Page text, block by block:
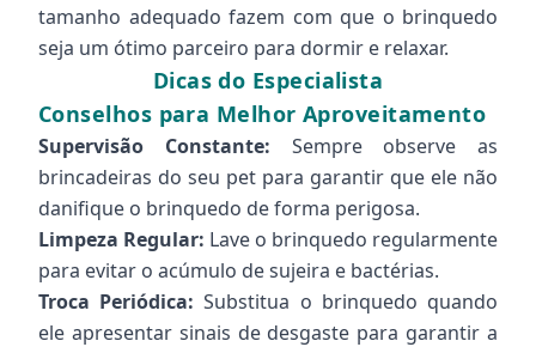
tamanho adequado fazem com que o brinquedo
seja um ótimo parceiro para dormir e relaxar.
Dicas do Especialista
Conselhos para Melhor Aproveitamento
Supervisão Constante: Sempre observe as
brincadeiras do seu pet para garantir que ele não
danifique o brinquedo de forma perigosa.
Limpeza Regular: Lave o brinquedo regularmente
para evitar o acúmulo de sujeira e bactérias.
Troca Periódica: Substitua o brinquedo quando
ele apresentar sinais de desgaste para garantir a